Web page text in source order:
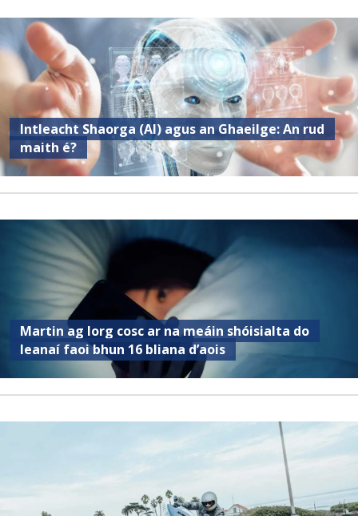
Intleacht Shaorga (AI) agus an Ghaeilge: An rud
maith é?
Martin ag lorg cosc ar na meáin shóisialta do
leanaí faoi bhun 16 bliana d’aois